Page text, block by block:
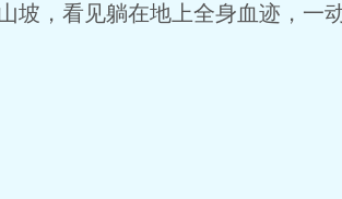
坡，看见躺在地上全身血迹，一